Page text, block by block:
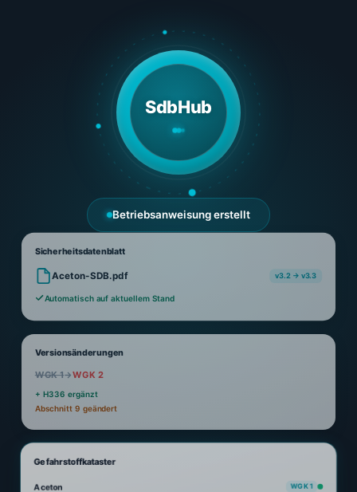
SdbHub
Betriebsanweisung erstellt
Sicherheitsdatenblatt
Aceton-SDB.pdf v3.2 → v3.3
Automatisch auf aktuellem Stand
Versionsänderungen
WGK 1→WGK 2
+ H336 ergänzt
Abschnitt 9 geändert
Gefahrstoffkataster
Aceton WGK 1